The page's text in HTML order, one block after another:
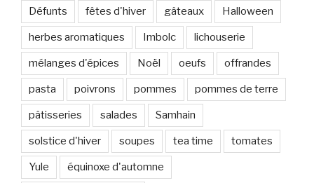
Défunts fêtes d'hiver gâteaux Halloween
herbes aromatiques Imbolc lichouserie
mélanges d'épices Noël oeufs offrandes
pasta poivrons pommes pommes de terre
pâtisseries salades Samhain
solstice d'hiver soupes tea time tomates
Yule équinoxe d'automne